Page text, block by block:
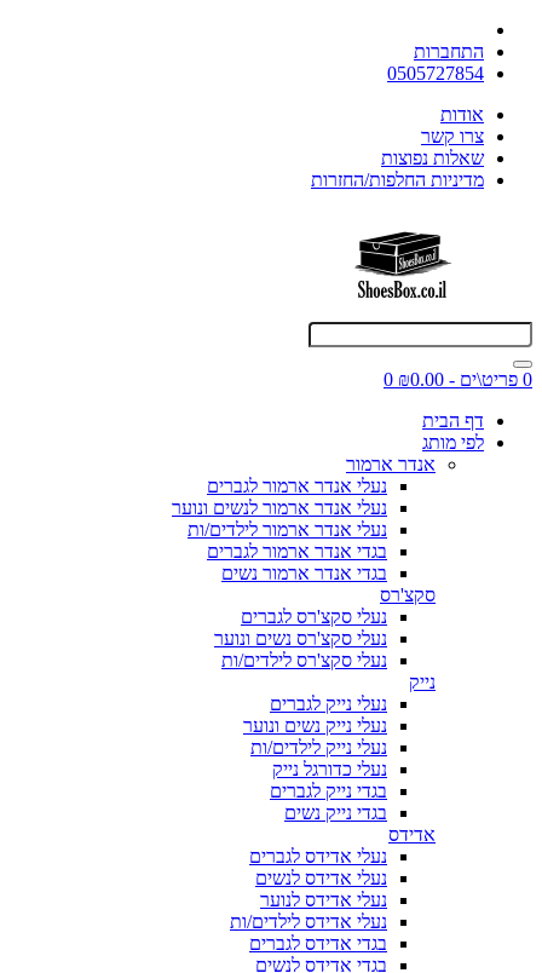
התחברות
0505727854
אודות
צרו קשר
שאלות נפוצות
מדיניות החלפות/החזרות
0 פריט\ים - ₪0.00
0
דף הבית
לפי מותג
אנדר ארמור
נעלי אנדר ארמור לגברים
נעלי אנדר ארמור לנשים ונוער
נעלי אנדר ארמור לילדים/ות
בגדי אנדר ארמור לגברים
בגדי אנדר ארמור נשים
סקצ'רס
נעלי סקצ'רס לגברים
נעלי סקצ'רס נשים ונוער
נעלי סקצ'רס לילדים/ות
נייק
נעלי נייק לגברים
נעלי נייק נשים ונוער
נעלי נייק לילדים/ות
נעלי כדורגל נייק
בגדי נייק לגברים
בגדי נייק נשים
אדידס
נעלי אדידס לגברים
נעלי אדידס לנשים
נעלי אדידס לנוער
נעלי אדידס לילדים/ות
בגדי אדידס לגברים
בגדי אדידס לנשים